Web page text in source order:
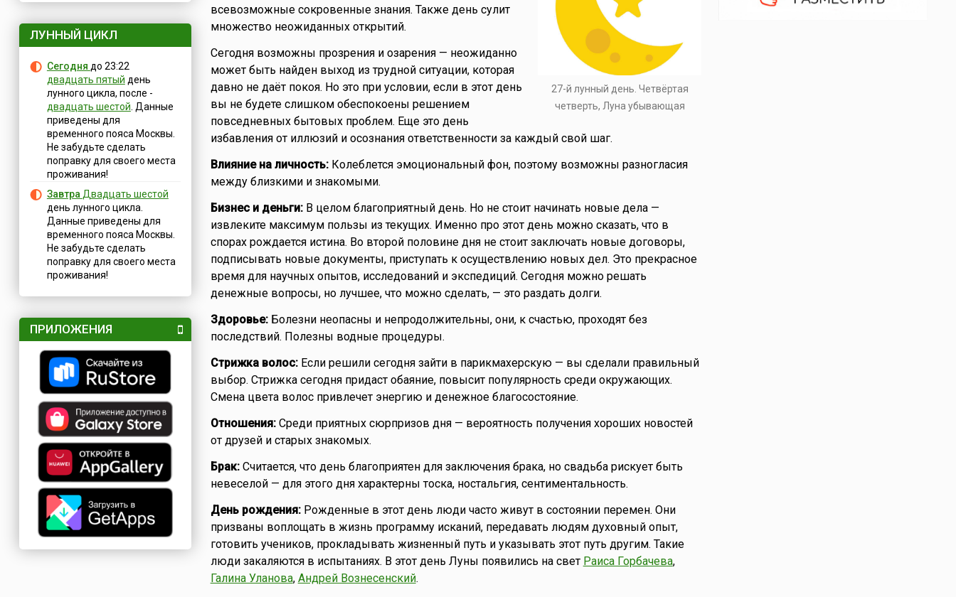
ЛУННЫЙ ЦИКЛ
Сегодня до 23:22
двадцать пятый день
лунного цикла, после -
двадцать шестой . Данные
приведены для
временного пояса Москвы.
Не забудьте сделать
поправку для своего места
проживания!
Завтра Двадцать шестой
день лунного цикла.
Данные приведены для
временного пояса Москвы.
Не забудьте сделать
поправку для своего места
проживания!
ПРИЛОЖЕНИЯ
27-й лунный день. Четвёртая
четверть, Луна убывающая
всевозможные сокровенные знания. Также день сулит
множество неожиданных открытий.
Сегодня возможны прозрения и озарения — неожиданно
может быть найден выход из трудной ситуации, которая
давно не даёт покоя. Но это при условии, если в этот день
вы не будете слишком обеспокоены решением
повседневных бытовых проблем. Еще это день
избавления от иллюзий и осознания ответственности за каждый свой шаг.
Влияние на личность:Колеблется эмоциональный фон, поэтому возможны разногласия
между близкими и знакомыми.
Бизнес и деньги:В целом благоприятный день. Но не стоит начинать новые дела —
извлеките максимум пользы из текущих. Именно про этот день можно сказать, что в
спорах рождается истина. Во второй половине дня не стоит заключать новые договоры,
подписывать новые документы, приступать к осуществлению новых дел. Это прекрасное
время для научных опытов, исследований и экспедиций. Сегодня можно решать
денежные вопросы, но лучшее, что можно сделать, — это раздать долги.
Здоровье:Болезни неопасны и непродолжительны, они, к счастью, проходят без
последствий. Полезны водные процедуры.
Стрижка волос:Если решили сегодня зайти в парикмахерскую — вы сделали правильный
выбор. Стрижка сегодня придаст обаяние, повысит популярность среди окружающих.
Смена цвета волос привлечет энергию и денежное благосостояние.
Отношения:Среди приятных сюрпризов дня — вероятность получения хороших новостей
от друзей и старых знакомых.
Брак:Считается, что день благоприятен для заключения брака, но свадьба рискует быть
невеселой — для этого дня характерны тоска, ностальгия, сентиментальность.
День рождения:Рожденные в этот день люди часто живут в состоянии перемен. Они
призваны воплощать в жизнь программу исканий, передавать людям духовный опыт,
готовить учеников, прокладывать жизненный путь и указывать этот путь другим. Такие
люди закаляются в испытаниях. В этот день Луны появились на свет Раиса Горбачева,
Галина Уланова, Андрей Вознесенский.